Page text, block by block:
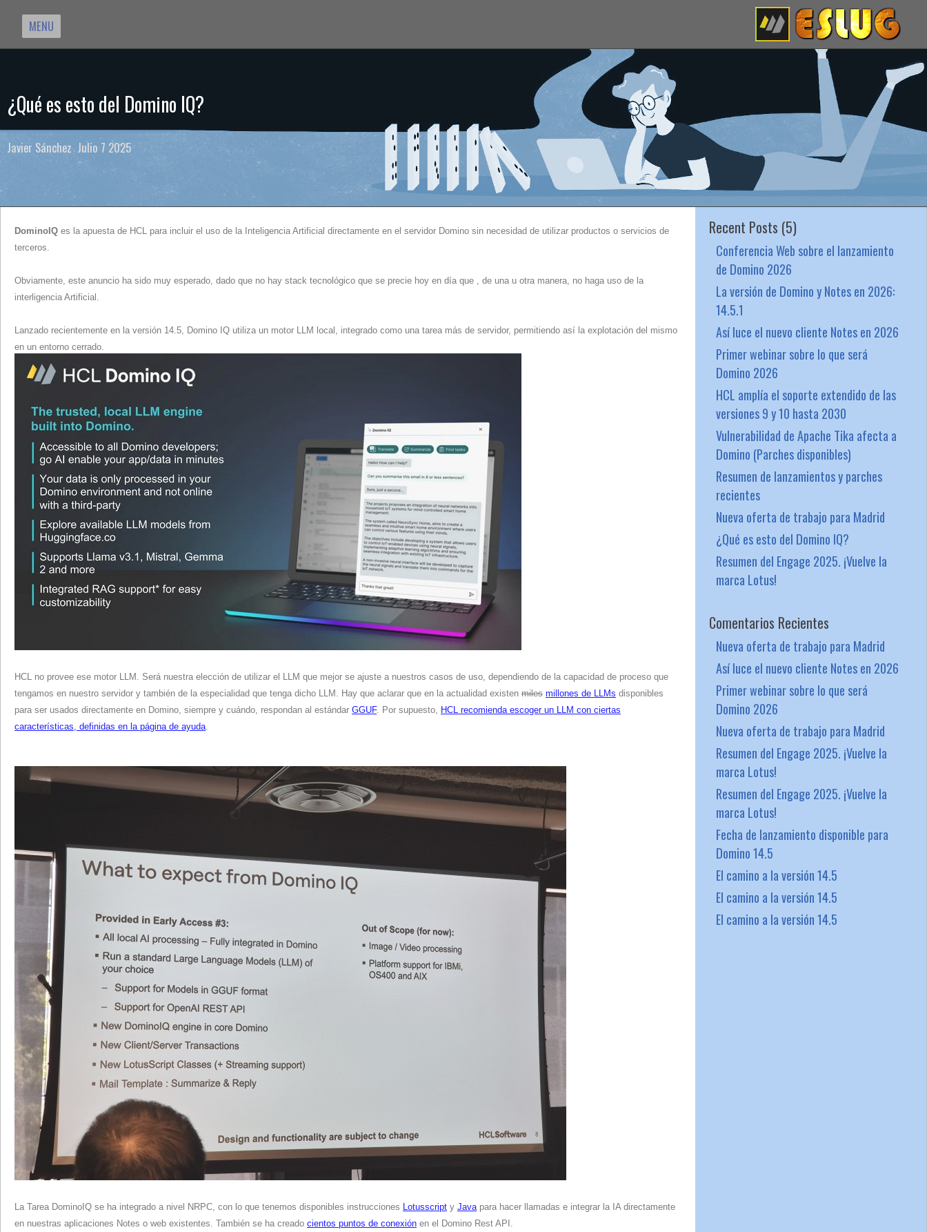
MENU
¿Qué es esto del Domino IQ?
Javier Sánchez Julio 7 2025
DominoIQ es la apuesta de HCL para incluir el uso de la Inteligencia Artificial directamente en el servidor Domino sin necesidad de utilizar productos o servicios de
terceros.
Obviamente, este anuncio ha sido muy esperado, dado que no hay stack tecnológico que se precie hoy en día que , de una u otra manera, no haga uso de la
interligencia Artificial.
Lanzado recientemente en la versión 14.5, Domino IQ utiliza un motor LLM local, integrado como una tarea más de servidor, permitiendo así la explotación del mismo
en un entorno cerrado.
HCL no provee ese motor LLM. Será nuestra elección de utilizar el LLM que mejor se ajuste a nuestros casos de uso, dependiendo de la capacidad de proceso que
tengamos en nuestro servidor y también de la especialidad que tenga dicho LLM. Hay que aclarar que en la actualidad existen miles millones de LLMs disponibles
para ser usados directamente en Domino, siempre y cuándo, respondan al estándar GGUF. Por supuesto, HCL recomienda escoger un LLM con ciertas
características, definidas en la página de ayuda.
La Tarea DominoIQ se ha integrado a nivel NRPC, con lo que tenemos disponibles instrucciones Lotusscript y Javapara hacer llamadas e integrar la IA directamente
en nuestras aplicaciones Notes o web existentes. También se ha creado cientos puntos de conexión en el Domino Rest API.
Recent Posts (5)
Conferencia Web sobre el lanzamiento
de Domino 2026
La versión de Domino y Notes en 2026:
14.5.1
Así luce el nuevo cliente Notes en 2026
Primer webinar sobre lo que será
Domino 2026
HCL amplía el soporte extendido de las
versiones 9 y 10 hasta 2030
Vulnerabilidad de Apache Tika afecta a
Domino (Parches disponibles)
Resumen de lanzamientos y parches
recientes
Nueva oferta de trabajo para Madrid
¿Qué es esto del Domino IQ?
Resumen del Engage 2025. ¡Vuelve la
marca Lotus!
Comentarios Recientes
Nueva oferta de trabajo para Madrid
Así luce el nuevo cliente Notes en 2026
Primer webinar sobre lo que será
Domino 2026
Nueva oferta de trabajo para Madrid
Resumen del Engage 2025. ¡Vuelve la
marca Lotus!
Resumen del Engage 2025. ¡Vuelve la
marca Lotus!
Fecha de lanzamiento disponible para
Domino 14.5
El camino a la versión 14.5
El camino a la versión 14.5
El camino a la versión 14.5